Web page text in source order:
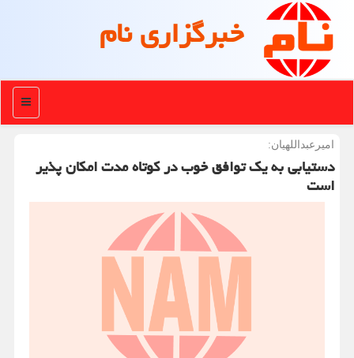
خبرگزاری نام
منو
امیرعبداللهیان:
دستیابی به یک توافق خوب در کوتاه مدت امکان پذیر
است